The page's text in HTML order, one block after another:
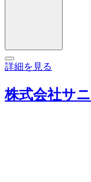
詳細を見る
株式会社サ